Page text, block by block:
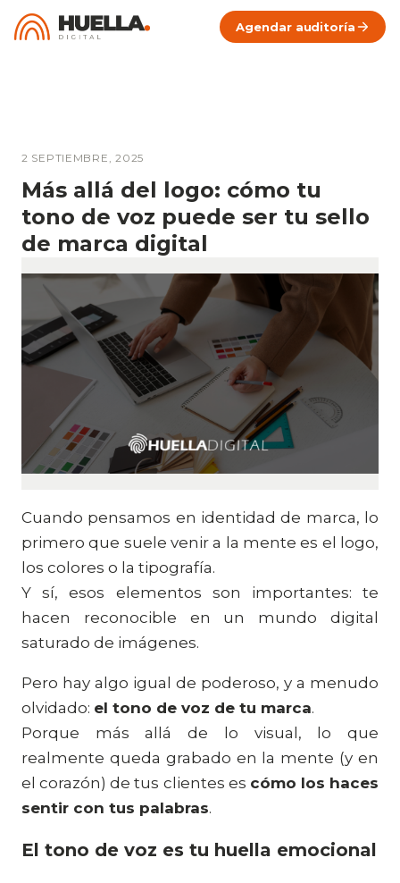
Agendar auditoría
2 SEPTIEMBRE, 2025
Más allá del logo: cómo tu
tono de voz puede ser tu sello
de marca digital
Cuando pensamos en identidad de marca, lo
primero que suele venir a la mente es el logo,
los colores o la tipografía.
Y sí, esos elementos son importantes: te
hacen reconocible en un mundo digital
saturado de imágenes.
Pero hay algo igual de poderoso, y a menudo
olvidado: el tono de voz de tu marca.
Porque más allá de lo visual, lo que
realmente queda grabado en la mente (y en
el corazón) de tus clientes es cómo los haces
sentir con tus palabras.
El tono de voz es tu huella emocional